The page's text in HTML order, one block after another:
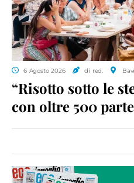
6 Agosto 2026 di red.
“Risotto sotto le
con oltre 500